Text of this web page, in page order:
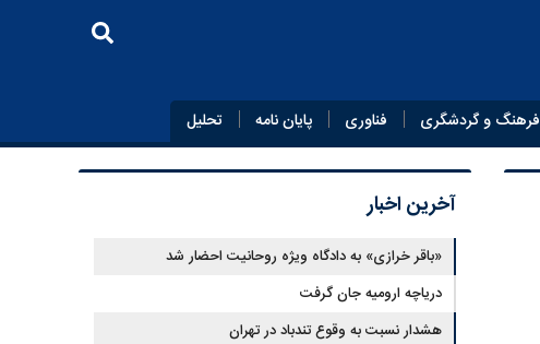
فرهنگ و گردشگری فناوری پایان‌ نامه تحلیل
آخرین اخبار
«باقر خرازی» به دادگاه ویژه روحانیت احضار شد
دریاچه ارومیه جان گرفت
هشدار نسبت به وقوع تندباد در تهران